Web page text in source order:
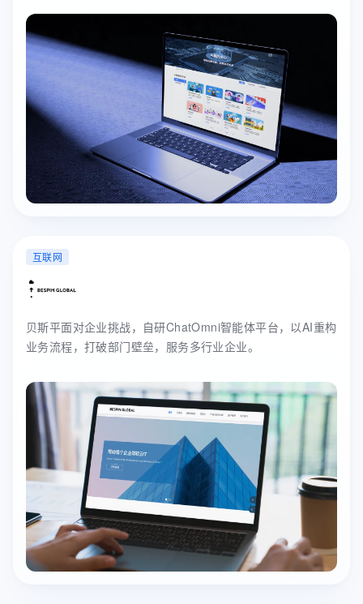
互联网
贝斯平面对企业挑战，自研ChatOmni智能体平台，以AI重构
业务流程，打破部门壁垒，服务多行业企业。